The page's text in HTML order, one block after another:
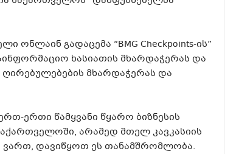
ონლაინ გადაცემა “BMG Checkpoints-ის”
ხასიათის მხარდაჭერას და
მხარდაჭერას და
ერთი წამყვანი წყარო ბიზნესის
არამედ მთელ კავკასიის
ვართ, დავიწყოთ ეს თანამშრომლობა.